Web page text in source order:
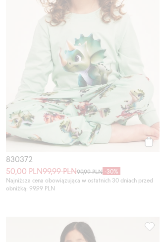
830372
50,00 PLN99,99 PLN99,99 PLN -30%
Najniższa cena obowiązująca w ostatnich 30 dniach przed
obniżką: 99,99 PLN
koszula nocna z wzorem w lody, Dodaj